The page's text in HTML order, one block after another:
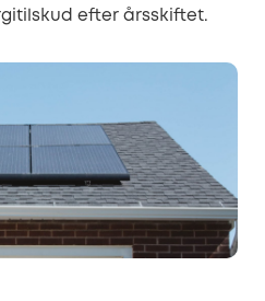
efter årsskiftet.